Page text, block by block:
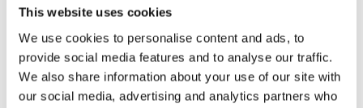
This website uses cookies
We use cookies to personalise content and ads, to
provide social media features and to analyse our traffic.
We also share information about your use of our site with
our social media, advertising and analytics partners who
ligge flatt på
Lyssteiner samler lyset fra omgivelsene og forsterker
det.